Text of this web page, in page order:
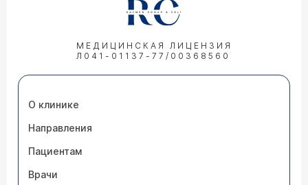
МЕДИЦИНСКАЯ ЛИЦЕНЗИЯ
Л041-01137-77/00368560
О клинике
Направления
Пациентам
Врачи